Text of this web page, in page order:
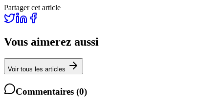
Partager cet article
Vous aimerez aussi
Voir tous les articles
Commentaires (0)